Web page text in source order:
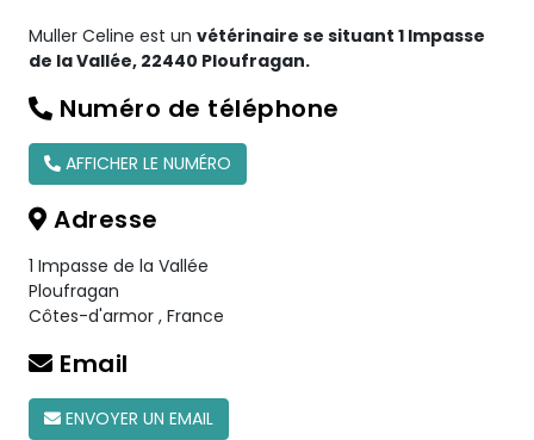
Muller Celine est un vétérinaire se situant 1 Impasse
de la Vallée, 22440 Ploufragan.
Numéro de téléphone
AFFICHER LE NUMÉRO
Adresse
1 Impasse de la Vallée
Ploufragan
Côtes-d'armor , France
Email
ENVOYER UN EMAIL